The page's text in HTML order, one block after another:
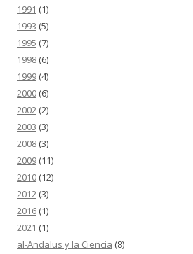
1991 (1)
1993 (5)
1995 (7)
1998 (6)
1999 (4)
2000 (6)
2002 (2)
2003 (3)
2008 (3)
2009 (11)
2010 (12)
2012 (3)
2016 (1)
2021 (1)
al-Andalus y la Ciencia (8)